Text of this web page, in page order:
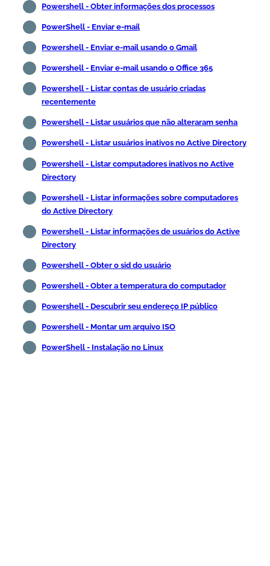
Powershell - Obter informações dos processos
PowerShell - Enviar e-mail
Powershell - Enviar e-mail usando o Gmail
Powershell - Enviar e-mail usando o Office 365
Powershell - Listar contas de usuário criadas
recentemente
Powershell - Listar usuários que não alteraram senha
Powershell - Listar usuários inativos no Active Directory
Powershell - Listar computadores inativos no Active
Directory
Powershell - Listar informações sobre computadores
do Active Directory
Powershell - Listar informações de usuários do Active
Directory
Powershell - Obter o sid do usuário
Powershell - Obter a temperatura do computador
Powershell - Descubrir seu endereço IP público
Powershell - Montar um arquivo ISO
PowerShell - Instalação no Linux